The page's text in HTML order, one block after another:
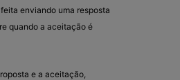
enviando uma resposta
quando a aceitação é
e a aceitação,